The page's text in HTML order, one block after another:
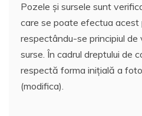
Pozele și sursele sunt
care se poate efectua acest
respectându-se principiul de
surse. În cadrul dreptului de
respectă forma inițială a
(modifica).